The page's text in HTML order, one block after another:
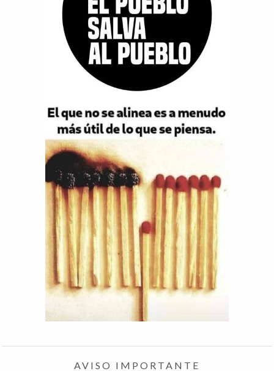
AVISO IMPORTANTE